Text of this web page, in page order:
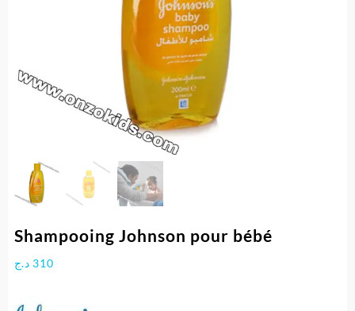
Shampooing Johnson pour bébé
310 د.ج